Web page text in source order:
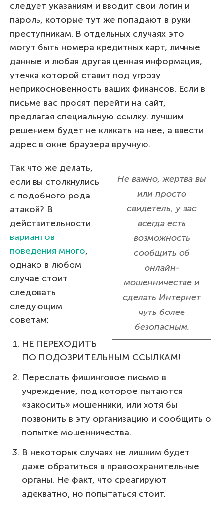
следует указаниям и вводит свои логин и
пароль, которые тут же попадают в руки
преступникам. В отдельных случаях это
могут быть номера кредитных карт, личные
данные и любая другая ценная информация,
утечка которой ставит под угрозу
неприкосновенность ваших финансов. Если в
письме вас просят перейти на сайт,
предлагая специальную ссылку, лучшим
решением будет не кликать на нее, а ввести
адрес в окне браузера вручную.
Не важно, жертва вы
или просто
свидетель, у вас
всегда есть
возможность
сообщить об
онлайн-
мошенничестве и
сделать Интернет
чуть более
безопасным.
Так что же делать,
если вы столкнулись
с подобного рода
атакой? В
действительности
вариантов
поведения много,
однако в любом
случае стоит
следовать
следующим
советам:
НЕ ПЕРЕХОДИТЬ
ПО ПОДОЗРИТЕЛЬНЫМ ССЫЛКАМ!
Переслать фишинговое письмо в
учреждение, под которое пытаются
«закосить» мошенники, или хотя бы
позвонить в эту организацию и сообщить о
попытке мошенничества.
В некоторых случаях не лишним будет
даже обратиться в правоохранительные
органы. Не факт, что среагируют
адекватно, но попытаться стоит.